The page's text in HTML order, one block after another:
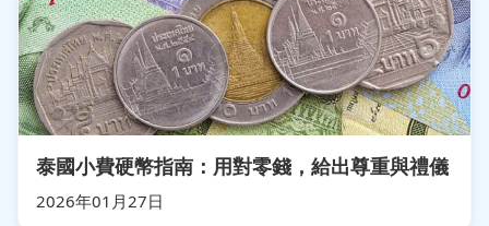
泰國小費硬幣指南：用對零錢，給出尊重與禮儀
2026年01月27日